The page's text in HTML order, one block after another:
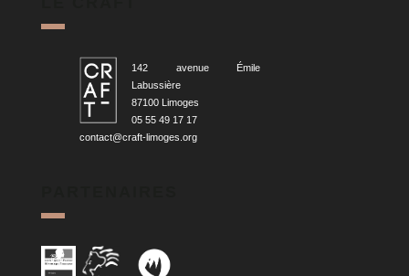
142 avenue Émile
Labussière
87100 Limoges
05 55 49 17 17
contact@craft-limoges.org